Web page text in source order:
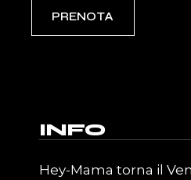
PRENOTA
INFO
Hey-Mama torna il